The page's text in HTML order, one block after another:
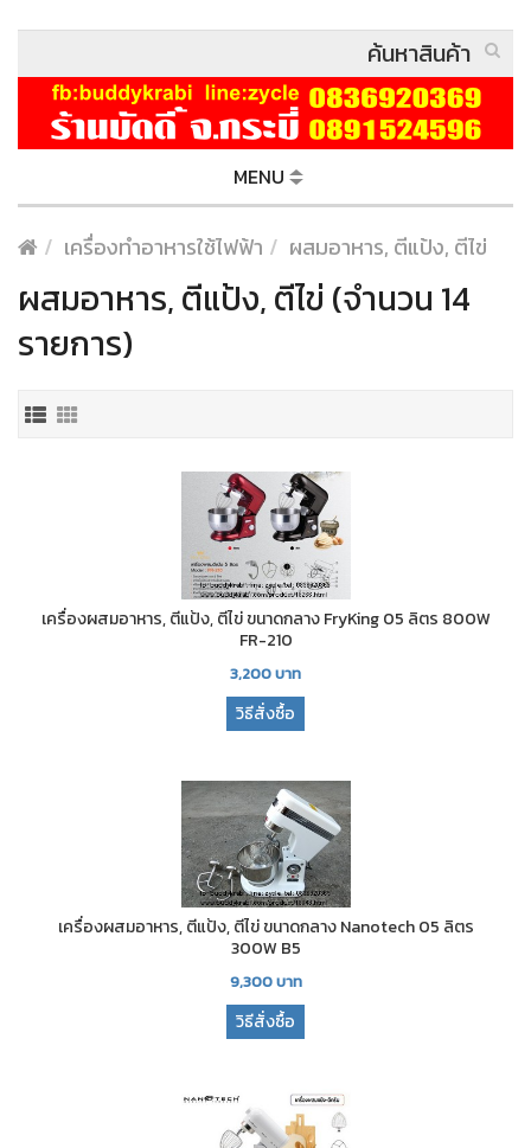
MENU
เครื่องทำอาหารใช้ไฟฟ้า ผสมอาหาร, ตีแป้ง, ตีไข่
ผสมอาหาร, ตีแป้ง, ตีไข่ (จำนวน 14
รายการ)
เครื่องผสมอาหาร, ตีแป้ง, ตีไข่ ขนาดกลาง FryKing 05 ลิตร 800W
FR-210
3,200บาท
วิธีสั่งซื้อ
เครื่องผสมอาหาร, ตีแป้ง, ตีไข่ ขนาดกลาง Nanotech 05 ลิตร
300W B5
9,300บาท
วิธีสั่งซื้อ